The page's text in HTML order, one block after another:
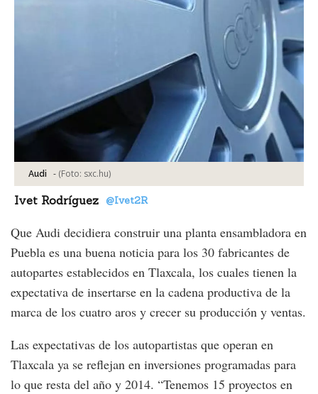
Audi - (Foto: sxc.hu)
Ivet Rodríguez @Ivet2R
Que Audi decidiera construir una planta ensambladora en
Puebla es una buena noticia para los 30 fabricantes de
autopartes establecidos en Tlaxcala, los cuales tienen la
expectativa de insertarse en la cadena productiva de la
marca de los cuatro aros y crecer su producción y ventas.
Las expectativas de los autopartistas que operan en
Tlaxcala ya se reflejan en inversiones programadas para
lo que resta del año y 2014. “Tenemos 15 proyectos en